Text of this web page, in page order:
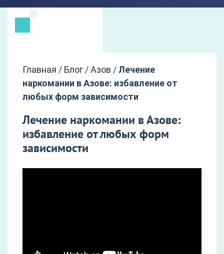
Главная / Блог /Азов /Лечение
наркомании в Азове: избавление от
любых форм зависимости
Лечение наркомании в Азове:
избавление от любых форм
зависимости